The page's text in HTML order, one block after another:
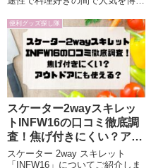
ュウジがプロデュースしたスキレ
ット「SKL-01」と、スケーター
の2WAYスキレット「INFW16」
を徹底比較します。どち...
便利グッズ探し隊
スケーター2wayスキレッ
トINFW16の口コミ徹底調
査！焦げ付きにくい？アウ
トドアにも使える？
スケーター 2way スキレット
「INFW16」についてご紹介しま